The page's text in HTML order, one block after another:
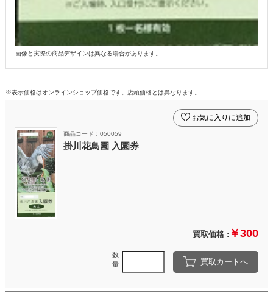
画像と実際の商品デザインは異なる場合があります。
※表示価格はオンラインショップ価格です。店頭価格とは異なります。
商品コード：050059
掛川花鳥園 入園券
お気に入りに追加
買取価格 : ￥300
数
量
買取カートへ